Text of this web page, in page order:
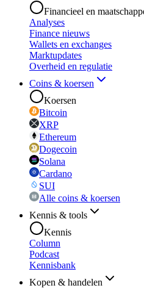
Financieel en
Analyses
Finance nieuws
Wallets en exchanges
Marktupdates
Overheid en regulatie
Coins & koersen
Koersen
Bitcoin
XRP
Ethereum
Dogecoin
Solana
Cardano
SUI
Alle coins & koersen
Kennis & tools
Kennis
Column
Podcast
Kennisbank
Kopen & handelen